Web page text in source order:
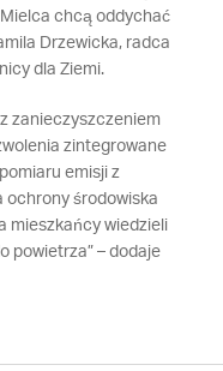
chcą oddychać
Drzewicka, radca
dla Ziemi.
zanieczyszczeniem
zintegrowane
emisji z
ochrony środowiska
mieszkańcy wiedzieli
powietrza” – dodaje